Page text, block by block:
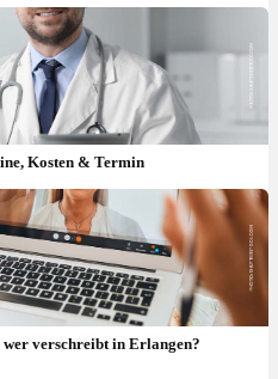
Kosten & Termin
verschreibt in Erlangen?